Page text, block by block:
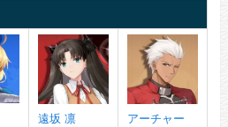
遠坂 凛 アーチャー